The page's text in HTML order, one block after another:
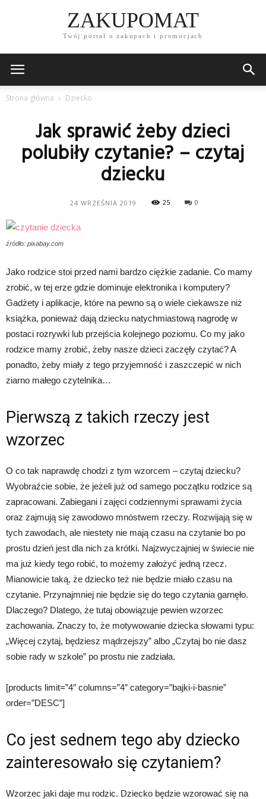
ZAKUPOMAT
Twój portal o zakupach i promocjach
Strona główna Dziecko
Jak sprawić żeby dzieci
polubiły czytanie? – czytaj
dziecku
24 WRZEŚNIA 2019 25 0
źródło: pixabay.com
Jako rodzice stoi przed nami bardzo ciężkie zadanie. Co mamy
zrobić, w tej erze gdzie dominuje elektronika i komputery?
Gadżety i aplikacje, które na pewno są o wiele ciekawsze niż
książka, ponieważ dają dziecku natychmiastową nagrodę w
postaci rozrywki lub przejścia kolejnego poziomu. Co my jako
rodzice mamy zrobić, żeby nasze dzieci zaczęły czytać? A
ponadto, żeby miały z tego przyjemność i zaszczepić w nich
ziarno małego czytelnika…
Pierwszą z takich rzeczy jest
wzorzec
O co tak naprawdę chodzi z tym wzorcem – czytaj dziecku?
Wyobraźcie sobie, że jeżeli już od samego początku rodzice są
zapracowani. Zabiegani i zajęci codziennymi sprawami życia
oraz zajmują się zawodowo mnóstwem rzeczy. Rozwijają się w
tych zawodach, ale niestety nie mają czasu na czytanie bo po
prostu dzień jest dla nich za krótki. Najzwyczajniej w świecie nie
ma już kiedy tego robić, to możemy założyć jedną rzecz.
Mianowicie taką, że dziecko też nie będzie miało czasu na
czytanie. Przynajmniej nie będzie się do tego czytania garnęło.
Dlaczego? Dlatego, że tutaj obowiązuje pewien wzorzec
zachowania. Znaczy to, że motywowanie dziecka słowami typu:
„Więcej czytaj, będziesz mądrzejszy” albo „Czytaj bo nie dasz
sobie rady w szkole” po prostu nie zadziała.
[products limit=”4″ columns=”4″ category=”bajki-i-basnie”
order=”DESC”]
Co jest sednem tego aby dziecko
zainteresowało się czytaniem?
Wzorzec jaki daje mu rodzic. Dziecko będzie wzorować się na